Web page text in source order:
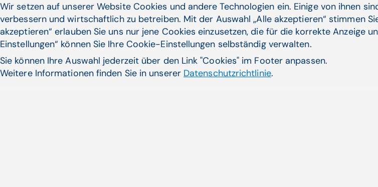
Michael Schösser: "Dadurch,
zusammenrücken, stellen sich
Krankenhausmanagement. Es
braucht einen holistischen Blick
stationären Standort und auf ein
kürzlich die KMS Vertrieb und
Wir setzen auf unserer Website Cookies und andere Technologien ein. Einige von ihnen
verbessern und wirtschaftlich zu betreiben. Mit der Auswahl „Alle akzeptieren“ stimmen
akzeptieren“ erlauben Sie uns nur jene Cookies einzusetzen, die für die korrekte Anzeige
Einstellungen“ können Sie Ihre Cookie-Einstellungen selbständig verwalten.
Sie können Ihre Auswahl jederzeit über den Link "Cookies" im Footer anpassen.
Weitere Informationen finden Sie in unserer Datenschutzrichtlinie.